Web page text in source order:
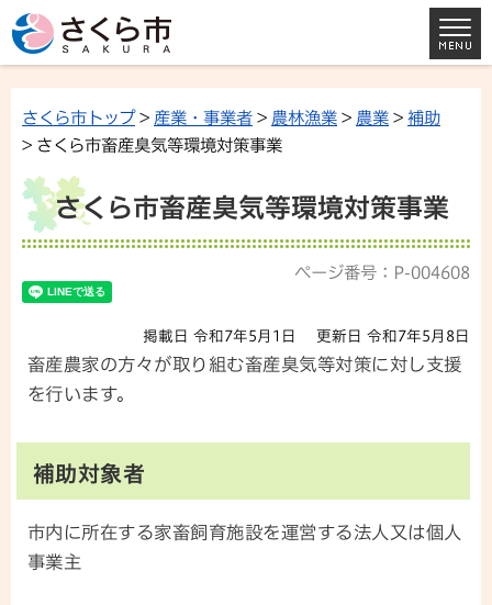
さくら市トップ> 産業・事業者 > 農林漁業 > 農業 > 補助
> さくら市畜産臭気等環境対策事業
さくら市畜産臭気等環境対策事業
ページ番号：P-004608
掲載日 令和7年5月1日 更新日 令和7年5月8日
畜産農家の方々が取り組む畜産臭気等対策に対し支援
を行います。
補助対象者
市内に所在する家畜飼育施設を運営する法人又は個人
事業主